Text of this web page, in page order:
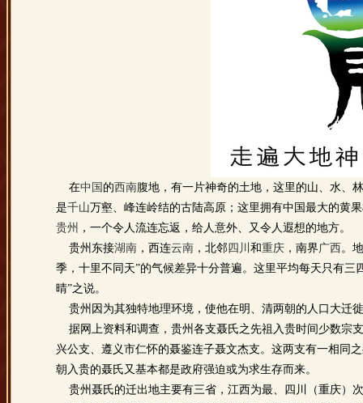
在中国 的西南腹地，有一片神奇的土地，这里的山、水、
是千山万壑、峰连岭结的古陆高原；这里拥有中国最大的黄
贵州 ，一个令人流连忘返，给人意外、又令人遐想的地方。
贵州东接湖南 ，西连云南 ，北邻四川 和重庆 ，南界广西。
季，十里不同天”的气候差异十分普遍。这里平均每天只有
晴”之说。
贵州因为其独特地理环境，使他在明、清两朝的人口大迁
据网上资料和调查，贵州各支聂氏之先祖入贵时间少数宗
兴公支、遵义市仁怀的聂鉴连子聂文杰支。这两支有一相同
朝入贵的聂氏又基本都是政府强迫或为求生存而来。
贵州聂氏的迁出地主要有三省，江西为最、四川（重庆）